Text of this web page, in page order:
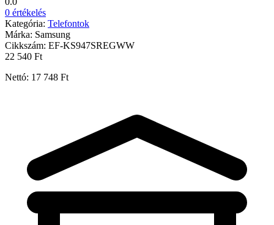
0 értékelés
Kategória: Telefontok
Márka: Samsung
Cikkszám: EF-KS947SREGWW
22 540 Ft
Nettó: 17 748 Ft